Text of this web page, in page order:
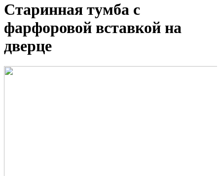
Старинная тумба с
фарфоровой вставкой на
дверце